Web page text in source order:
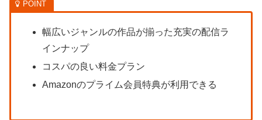
幅広いジャンルの作品が揃った充実の配信ラ
インナップ
コスパの良い料金プラン
Amazonのプライム会員特典が利用できる